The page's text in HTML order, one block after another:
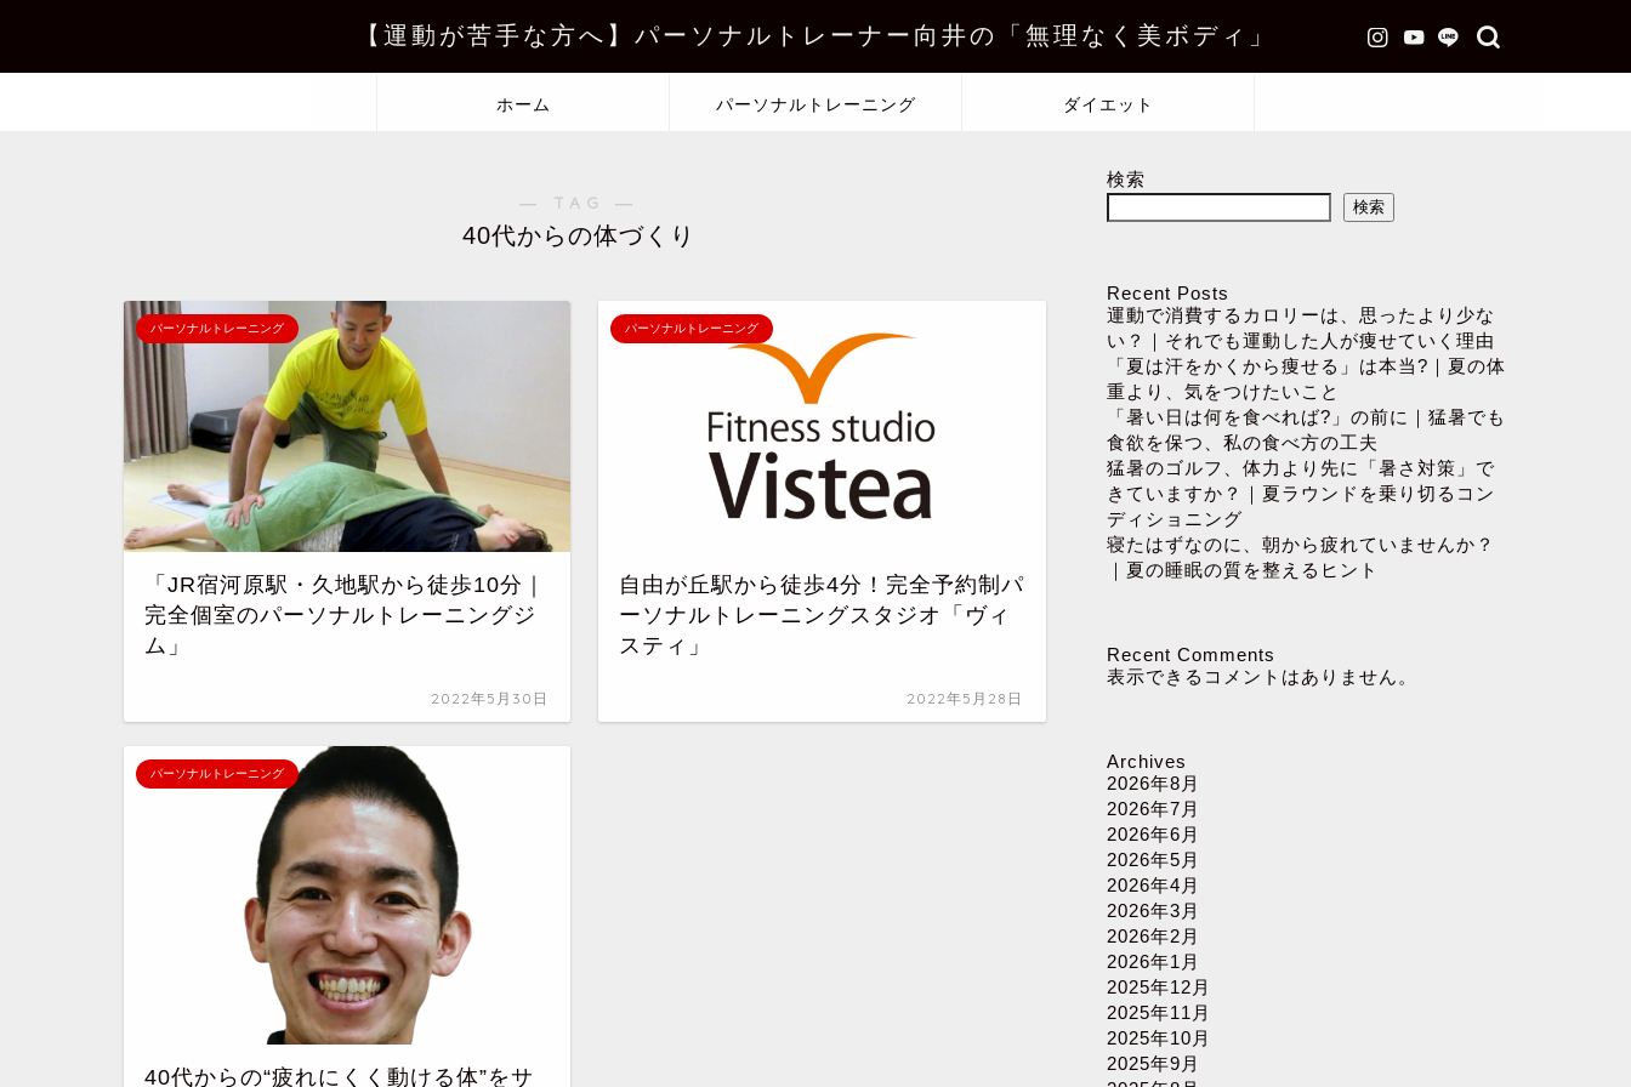
【運動が苦手な方へ】パーソナルトレーナー向井の「無理なく美ボディ」
ホーム パーソナルトレーニング ダイエット
― TAG ―
40代からの体づくり
パーソナルトレーニング
「JR宿河原駅・久地駅から徒歩10分｜
完全個室のパーソナルトレーニングジ
ム」
2022年5月30日
パーソナルトレーニング
自由が丘駅から徒歩4分！完全予約制パ
ーソナルトレーニングスタジオ「ヴィ
スティ」
2022年5月28日
パーソナルトレーニング
40代からの“疲れにくく動ける体”をサ
検索
検索
Recent Posts
運動で消費するカロリーは、思ったより少な
い？｜それでも運動した人が痩せていく理由
「夏は汗をかくから痩せる」は本当?｜夏の体
重より、気をつけたいこと
「暑い日は何を食べれば?」の前に｜猛暑でも
食欲を保つ、私の食べ方の工夫
猛暑のゴルフ、体力より先に「暑さ対策」で
きていますか？｜夏ラウンドを乗り切るコン
ディショニング
寝たはずなのに、朝から疲れていませんか？
｜夏の睡眠の質を整えるヒント
Recent Comments
表示できるコメントはありません。
Archives
2026年8月
2026年7月
2026年6月
2026年5月
2026年4月
2026年3月
2026年2月
2026年1月
2025年12月
2025年11月
2025年10月
2025年9月